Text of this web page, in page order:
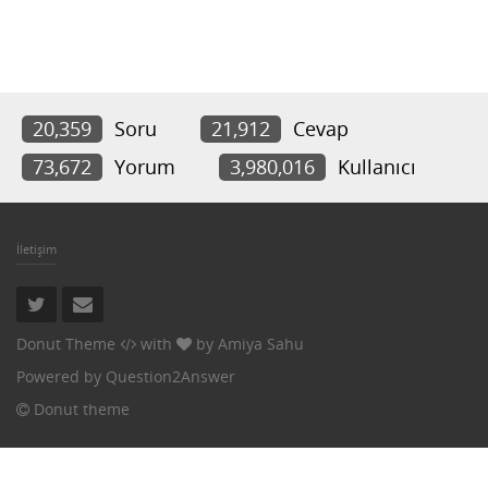
20,359 Soru 21,912
Cevap
73,672
Yorum 3,980,016 Kullanıcı
İletişim
Donut Theme with by Amiya Sahu
Powered by Question2Answer
Donut theme